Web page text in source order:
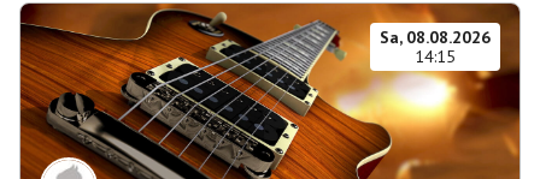
Sa, 08.08.2026
14:15